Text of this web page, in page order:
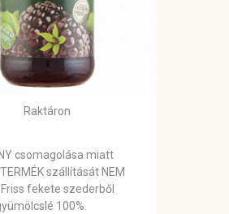
Raktáron
csomagolása miatt
szállítását NEM
fekete szederből
100%.